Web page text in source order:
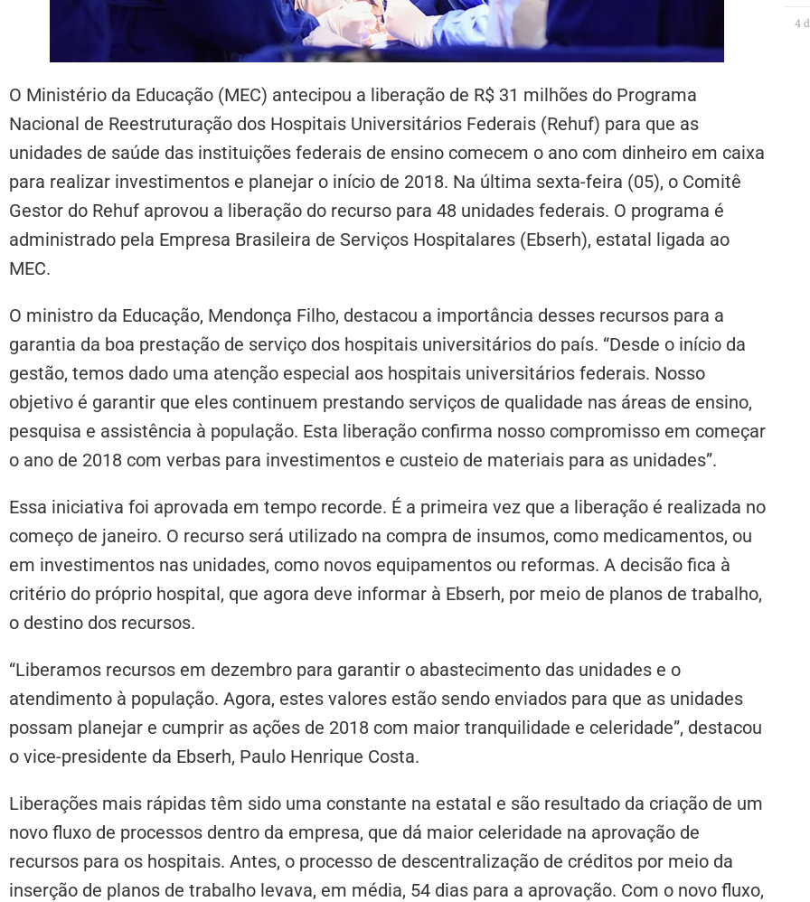
O Ministério da Educação (MEC) antecipou a liberação de R$ 31 milhões do Programa
Nacional de Reestruturação dos Hospitais Universitários Federais (Rehuf) para que as
unidades de saúde das instituições federais de ensino comecem o ano com dinheiro em caixa
para realizar investimentos e planejar o início de 2018. Na última sexta-feira (05), o Comitê
Gestor do Rehuf aprovou a liberação do recurso para 48 unidades federais. O programa é
administrado pela Empresa Brasileira de Serviços Hospitalares (Ebserh), estatal ligada ao
MEC.
O ministro da Educação, Mendonça Filho, destacou a importância desses recursos para a
garantia da boa prestação de serviço dos hospitais universitários do país. “Desde o início da
gestão, temos dado uma atenção especial aos hospitais universitários federais. Nosso
objetivo é garantir que eles continuem prestando serviços de qualidade nas áreas de ensino,
pesquisa e assistência à população. Esta liberação confirma nosso compromisso em começar
o ano de 2018 com verbas para investimentos e custeio de materiais para as unidades”.
Essa iniciativa foi aprovada em tempo recorde. É a primeira vez que a liberação é realizada no
começo de janeiro. O recurso será utilizado na compra de insumos, como medicamentos, ou
em investimentos nas unidades, como novos equipamentos ou reformas. A decisão fica à
critério do próprio hospital, que agora deve informar à Ebserh, por meio de planos de trabalho,
o destino dos recursos.
“Liberamos recursos em dezembro para garantir o abastecimento das unidades e o
atendimento à população. Agora, estes valores estão sendo enviados para que as unidades
possam planejar e cumprir as ações de 2018 com maior tranquilidade e celeridade”, destacou
o vice-presidente da Ebserh, Paulo Henrique Costa.
Liberações mais rápidas têm sido uma constante na estatal e são resultado da criação de um
novo fluxo de processos dentro da empresa, que dá maior celeridade na aprovação de
recursos para os hospitais. Antes, o processo de descentralização de créditos por meio da
inserção de planos de trabalho levava, em média, 54 dias para a aprovação. Com o novo fluxo,
4